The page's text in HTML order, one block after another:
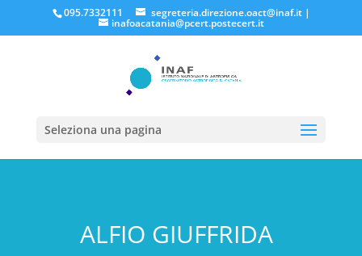
095.7332111 segreteria.direzione.oact@inaf.it|
inafoacatania@pcert.postecert.it
Seleziona una pagina
ALFIO GIUFFRIDA